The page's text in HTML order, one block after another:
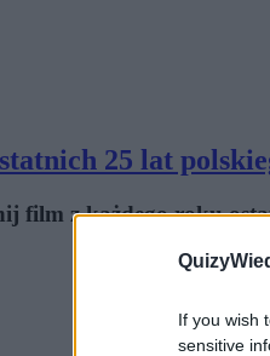
If you wish
sensitive
25 lat
film z każdego roku